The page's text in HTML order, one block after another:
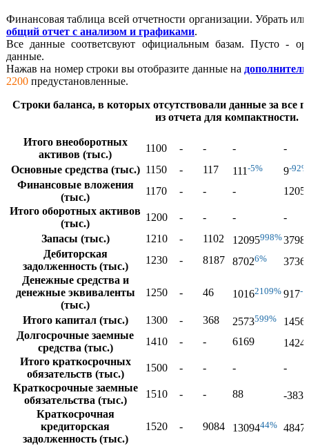
Финансовая таблица всей отчетности организации. Убрать
общий отчет с анализом и графиками.
Все данные соответсвуют официальным базам. Пусто -
данные.
Нажав на номер строки вы отобразите данные на
2200 предустановленные.
Строки баланса, в которых отсутствовали данные за все
из отчета для компактности.
Итого внеоборотных
активов (тыс.)
1100 - - -
-
Основные средства (тыс.) 1150 - 117 111-5% 9-92%
Финансовые вложения
(тыс.)
1170 - - -
1205
Итого оборотных активов
(тыс.)
1200 - - -
-
Запасы (тыс.)
1210 - 1102 12095998%
Дебиторская
задолженность (тыс.)
1230 - 8187 87026%
Денежные средства и
денежные эквиваленты
(тыс.)
1250 - 46 10162109% 917-
Итого капитал (тыс.) 1300 - 368 2573599%
Долгосрочные заемные
средства (тыс.)
1410 - - 6169
Итого краткосрочных
обязательств (тыс.)
1500 - - -
-
Краткосрочные заемные
обязательства (тыс.)
1510 - - 88 -383
Краткосрочная
кредиторская
задолженность (тыс.)
1520 - 9084 1309444%